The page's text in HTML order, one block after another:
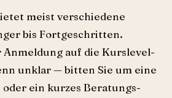
meist verschiedene
bis Fortgeschritten.
Anmeldung auf die Kurslevel-
unklar — bitten Sie um eine
ein kurzes Beratungs­